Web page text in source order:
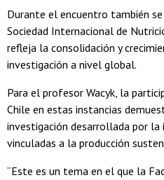
Durante el encuentro también
Sociedad Internacional de
refleja la consolidación y
investigación a nivel global.
Para el profesor Wacyk, la
Chile en estas instancias
investigación desarrollada por
vinculadas a la producción
“Este es un tema en el que la